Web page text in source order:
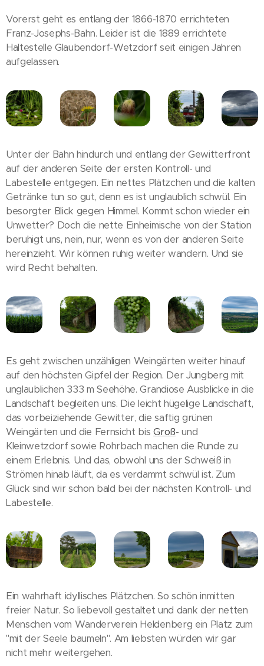
Vorerst geht es entlang der 1866-1870 errichteten
Franz-Josephs-Bahn. Leider ist die 1889 errichtete
Haltestelle Glaubendorf-Wetzdorf seit einigen Jahren
aufgelassen.
Unter der Bahn hindurch und entlang der Gewitterfront
auf der anderen Seite der ersten Kontroll- und
Labestelle entgegen. Ein nettes Plätzchen und die kalten
Getränke tun so gut, denn es ist unglaublich schwül. Ein
besorgter Blick gegen Himmel. Kommt schon wieder ein
Unwetter? Doch die nette Einheimische von der Station
beruhigt uns, nein, nur, wenn es von der anderen Seite
hereinzieht. Wir können ruhig weiter wandern. Und sie
wird Recht behalten.
Es geht zwischen unzähligen Weingärten weiter hinauf
auf den höchsten Gipfel der Region. Der Jungberg mit
unglaublichen 333 m Seehöhe. Grandiose Ausblicke in die
Landschaft begleiten uns. Die leicht hügelige Landschaft,
das vorbeiziehende Gewitter, die saftig grünen
Weingärten und die Fernsicht bisGroß- und
Kleinwetzdorf sowie Rohrbach machen die Runde zu
einem Erlebnis. Und das, obwohl uns der Schweiß in
Strömen hinab läuft, da es verdammt schwül ist. Zum
Glück sind wir schon bald bei der nächsten Kontroll- und
Labestelle.
Ein wahrhaft idyllisches Plätzchen. So schön inmitten
freier Natur. So liebevoll gestaltet und dank der netten
Menschen vom Wanderverein Heldenberg ein Platz zum
"mit der Seele baumeln". Am liebsten würden wir gar
nicht mehr weitergehen.